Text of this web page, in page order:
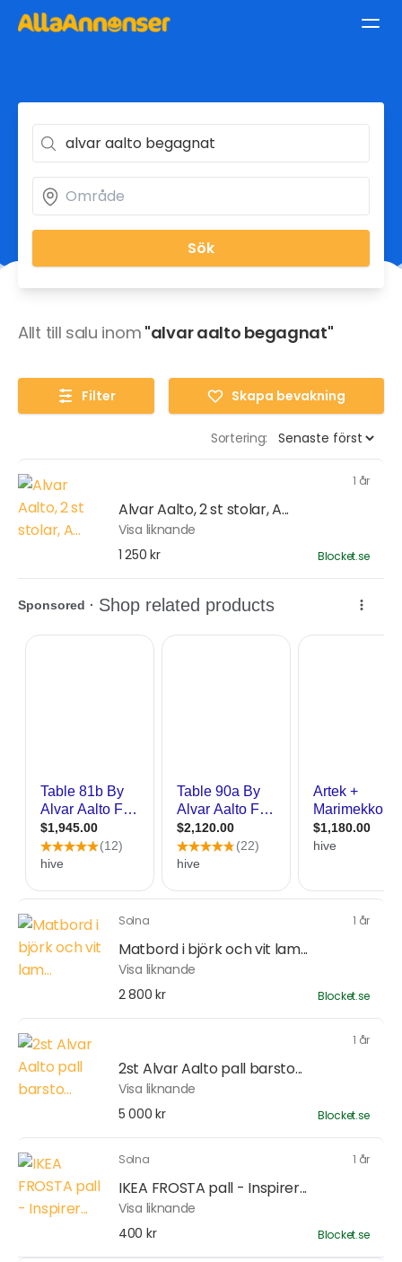
Sök
Allt till salu inom "alvar aalto begagnat"
Filter Skapa bevakning
Sortering:
1 år
Alvar Aalto, 2 st stolar, A...
Visa liknande
1 250 kr
Blocket.se
Solna 1 år
Matbord i björk och vit lam...
Visa liknande
2 800 kr
Blocket.se
1 år
2st Alvar Aalto pall barsto...
Visa liknande
5 000 kr
Blocket.se
Solna 1 år
IKEA FROSTA pall - Inspirer...
Visa liknande
400 kr
Blocket.se